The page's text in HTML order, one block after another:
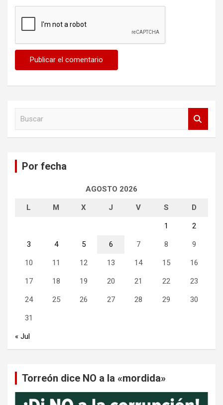
Por fecha
AGOSTO 2026
L M X J V S D
1 2
3 4 5 6 7 8 9
10 11 12 13 14 15 16
17 18 19 20 21 22 23
24 25 26 27 28 29 30
31
« Jul
Torreón dice NO a la «mordida»